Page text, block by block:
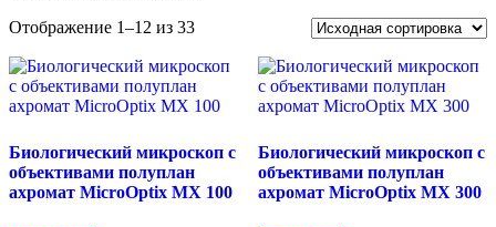
Отображение 1–12 из 33
Биологический микроскоп с
объективами полуплан
ахромат MicroOptix MX 100
Биологический микроскоп с
объективами полуплан
ахромат MicroOptix MX 300